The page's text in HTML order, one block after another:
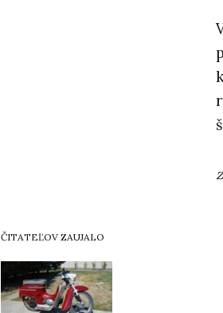
ČITATEĽOV ZAUJALO